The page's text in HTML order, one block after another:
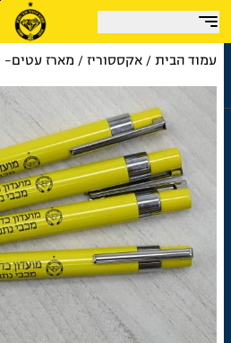
עמוד הבית/ אקססוריז/ מארז עטים-